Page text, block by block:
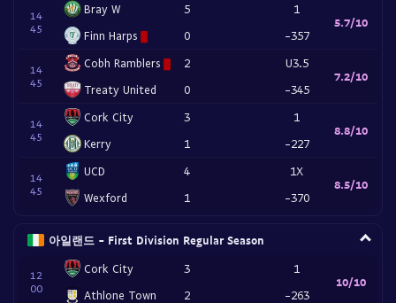
14
45
Bray W
Finn Harps
5
0
1
-357
5.7/10
14
45
Cobh Ramblers
Treaty United
2
0
U3.5
-345
7.2/10
14
45
Cork City
Kerry
3
1
1
-227
8.8/10
14
45
UCD
Wexford
4
1
1X
-370
8.5/10
아일랜드 - First Division Regular Season
12
00
Cork City
Athlone Town
3
2
1
-263
10/10